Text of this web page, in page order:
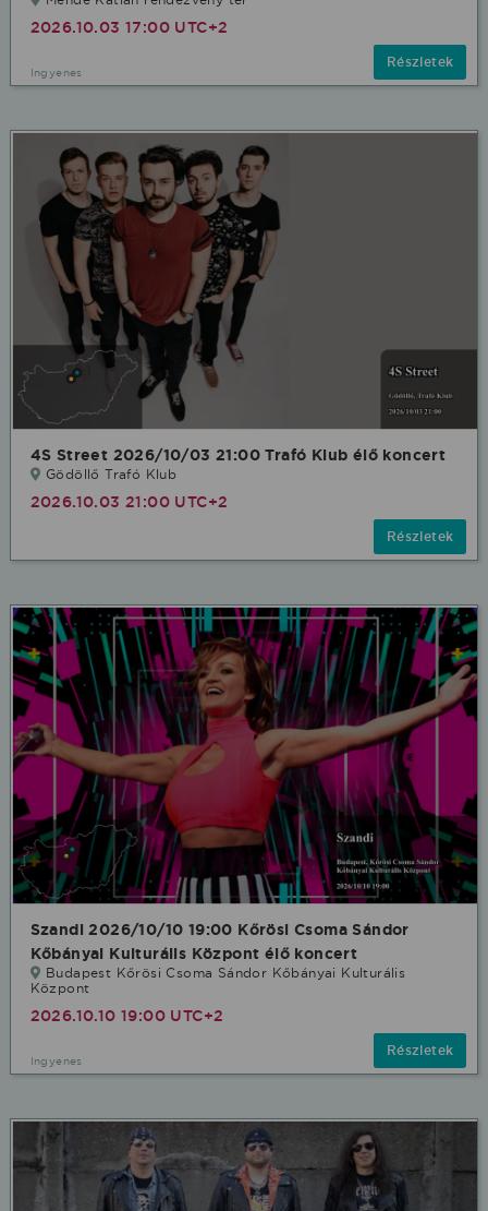
2026.10.03 17:00 UTC+2
Ingyenes
Részletek
4S Street 2026/10/03 21:00 Trafó Klub élő koncert
Gödöllő Trafó Klub
2026.10.03 21:00 UTC+2
Részletek
Szandi 2026/10/10 19:00 Kőrösi Csoma Sándor
Kőbányai Kulturális Központ élő koncert
Budapest Kőrösi Csoma Sándor Kőbányai Kulturális
Központ
2026.10.10 19:00 UTC+2
Ingyenes
Részletek